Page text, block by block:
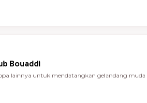
Bouaddi
lainnya untuk mendatangkan gelandang muda